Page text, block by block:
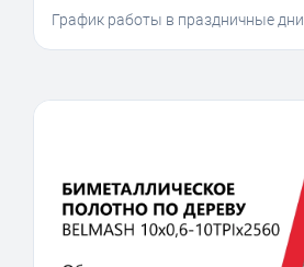
График работы в праздничные дни